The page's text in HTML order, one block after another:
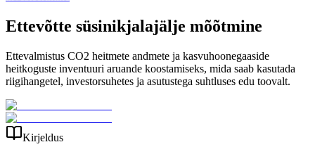
Ettevõtte süsinikjalajälje mõõtmine
Ettevalmistus CO2 heitmete andmete ja kasvuhoonegaaside
heitkoguste inventuuri aruande koostamiseks, mida saab kasutada
riigihangetel, investorsuhetes ja asutustega suhtluses edu toovalt.
Kirjeldus